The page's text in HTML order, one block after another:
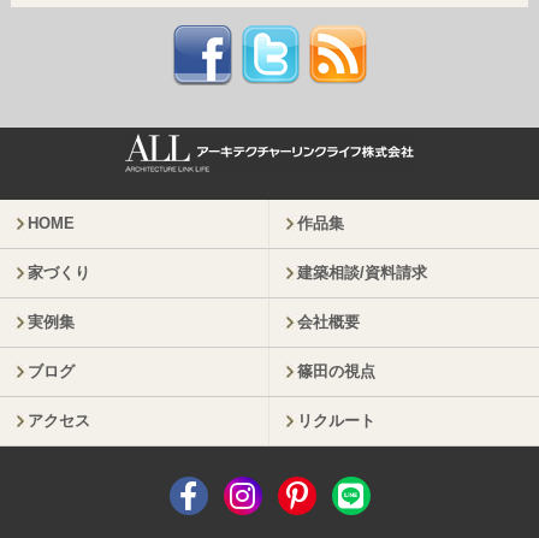
HOME 作品集
家づくり 建築相談/資料請求
実例集 会社概要
ブログ 篠田の視点
アクセス リクルート